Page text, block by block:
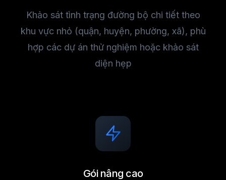
Khảo sát tình trạng đường bộ chi tiết theo
khu vực nhỏ (quận, huyện, phường, xã), phù
hợp các dự án thử nghiệm hoặc khảo sát
diện hẹp
Gói nâng cao